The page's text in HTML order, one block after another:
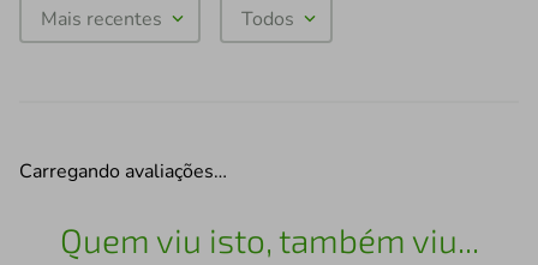
Mais recentes Todos
Carregando avaliações…
Quem viu isto, também viu...